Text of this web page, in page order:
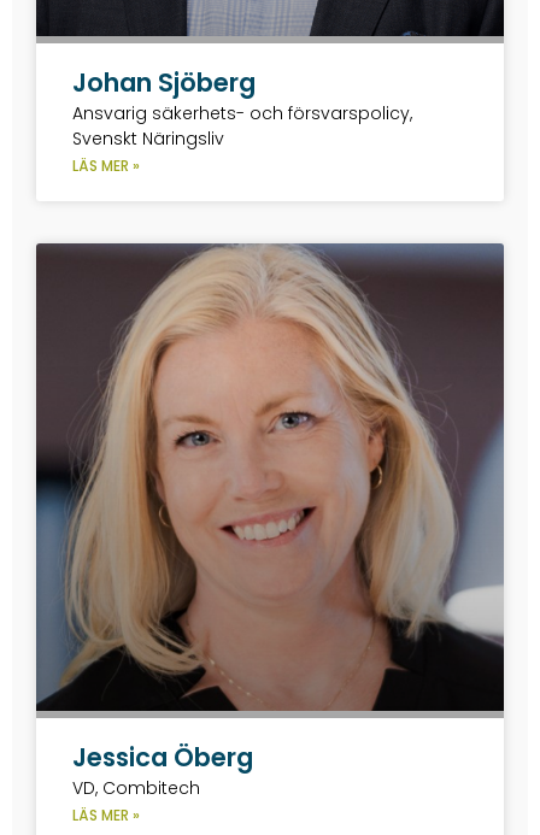
Johan Sjöberg
Ansvarig säkerhets- och försvarspolicy,
Svenskt Näringsliv
LÄS MER »
Jessica Öberg
VD, Combitech
LÄS MER »